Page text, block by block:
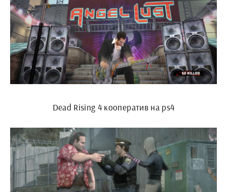
Dead Rising 4 кооператив на ps4